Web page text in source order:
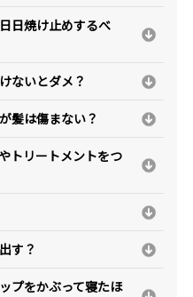
日焼け止めするべ
ないとダメ？
髪は傷まない？
トリートメントをつ
す？
プをかぶって寝たほ